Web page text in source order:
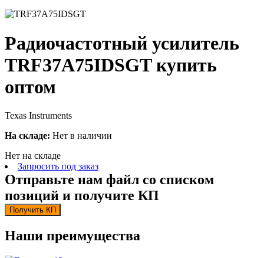
Радиочастотный усилитель
TRF37A75IDSGT купить
оптом
Texas Instruments
На складе: Нет в наличии
Нет на складе
Запросить под заказ
Отправьте нам файл со списком
позиций и получите КП
Получить КП
Наши преимущества